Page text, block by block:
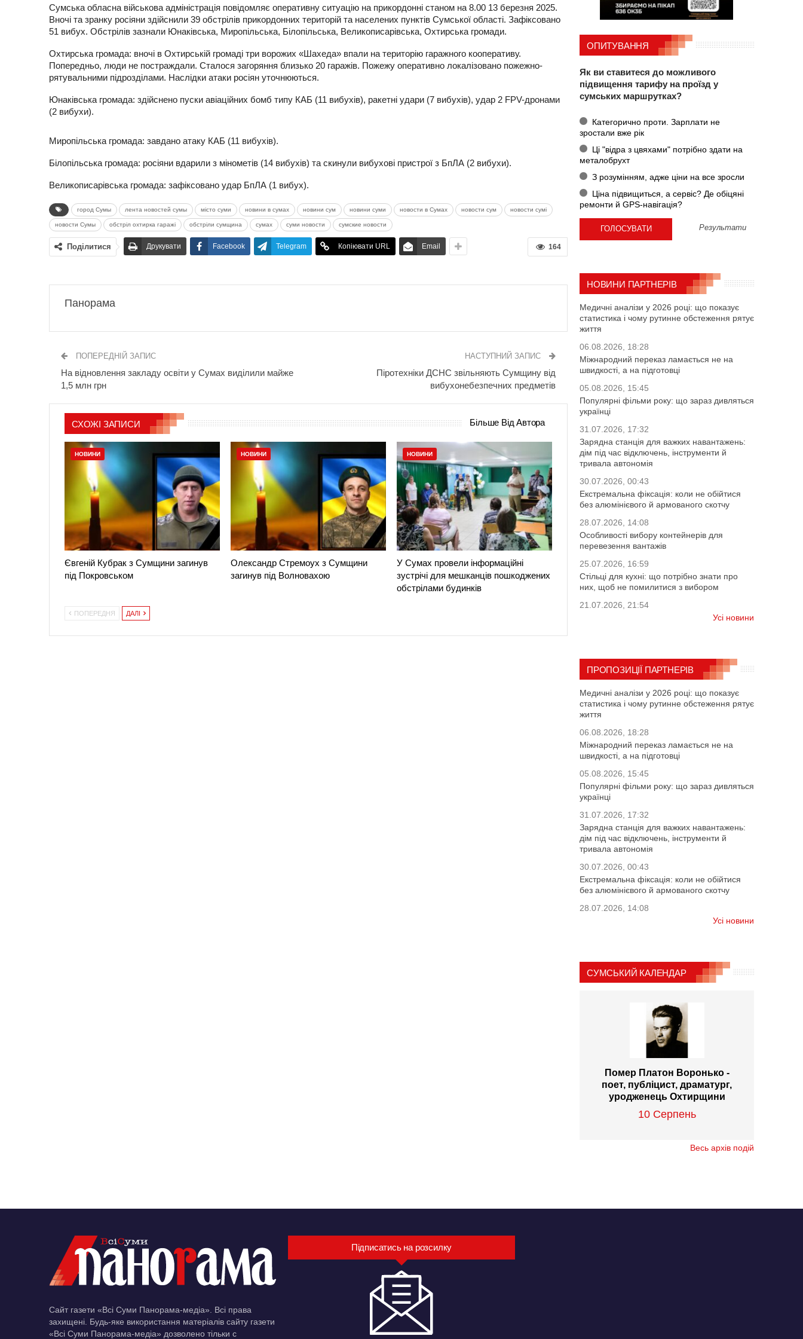
Сумська обласна військова адміністрація повідомляє оперативну ситуацію на прикордонні станом на 8.00 13 березня 2025.
Вночі та зранку росіяни здійснили 39 обстрілів прикордонних територій та населених пунктів Сумської області. Зафіксовано
51 вибух. Обстрілів зазнали Юнаківська, Миропільська, Білопільська, Великописарівська, Охтирська громади.
Охтирська громада: вночі в Охтирській громаді три ворожих «Шахеда» впали на територію гаражного кооперативу.
Попередньо, люди не постраждали. Сталося загоряння близько 20 гаражів. Пожежу оперативно локалізовано пожежно-
рятувальними підрозділами. Наслідки атаки росіян уточнюються.
Юнаківська громада: здійснено пуски авіаційних бомб типу КАБ (11 вибухів), ракетні удари (7 вибухів), удар 2 FPV-дронами
(2 вибухи).
Миропільська громада: завдано атаку КАБ (11 вибухів).
Білопільська громада: росіяни вдарили з мінометів (14 вибухів) та скинули вибухові пристрої з БпЛА (2 вибухи).
Великописарівська громада: зафіксовано удар БпЛА (1 вибух).
город Сумы лента новостей сумы місто суми новини в сумах новини сум новини суми новости в Сумах новости сум новости сумі
новости Сумы обстріл охтирка гаражі обстріли сумщина сумах суми новости сумские новости
164
Поділитися Друкувати Facebook Telegram Копіювати URL Email
Панорама
ПОПЕРЕДНІЙ ЗАПИС
На відновлення закладу освіти у Сумах виділили майже
1,5 млн грн
НАСТУПНИЙ ЗАПИС
Піротехніки ДСНС звільняють Сумщину від
вибухонебезпечних предметів
СХОЖІ ЗАПИСИ Більше Від Автора
НОВИНИ
Євгеній Кубрак з Сумщини загинув
під Покровськом
НОВИНИ
Олександр Стремоух з Сумщини
загинув під Волновахою
НОВИНИ
У Сумах провели інформаційні
зустрічі для мешканців пошкоджених
обстрілами будинків
ПОПЕРЕДНЯ ДАЛІ
ОПИТУВАННЯ
Як ви ставитеся до можливого
підвищення тарифу на проїзд у
сумських маршрутках?
Категорично проти. Зарплати не
зростали вже рік
Ці "відра з цвяхами" потрібно здати на
металобрухт
З розумінням, адже ціни на все зросли
Ціна підвищиться, а сервіс? Де обіцяні
ремонти й GPS-навігація?
Результати
НОВИНИ ПАРТНЕРІВ
Медичні аналізи у 2026 році: що показує
статистика і чому рутинне обстеження рятує
життя
06.08.2026, 18:28
Міжнародний переказ ламається не на
швидкості, а на підготовці
05.08.2026, 15:45
Популярні фільми року: що зараз дивляться
українці
31.07.2026, 17:32
Зарядна станція для важких навантажень:
дім під час відключень, інструменти й
тривала автономія
30.07.2026, 00:43
Екстремальна фіксація: коли не обійтися
без алюмінієвого й армованого скотчу
28.07.2026, 14:08
Особливості вибору контейнерів для
перевезення вантажів
25.07.2026, 16:59
Стільці для кухні: що потрібно знати про
них, щоб не помилитися з вибором
21.07.2026, 21:54
Усі новини
ПРОПОЗИЦІЇ ПАРТНЕРІВ
Медичні аналізи у 2026 році: що показує
статистика і чому рутинне обстеження рятує
життя
06.08.2026, 18:28
Міжнародний переказ ламається не на
швидкості, а на підготовці
05.08.2026, 15:45
Популярні фільми року: що зараз дивляться
українці
31.07.2026, 17:32
Зарядна станція для важких навантажень:
дім під час відключень, інструменти й
тривала автономія
30.07.2026, 00:43
Екстремальна фіксація: коли не обійтися
без алюмінієвого й армованого скотчу
28.07.2026, 14:08
Усі новини
СУМСЬКИЙ КАЛЕНДАР
Помер Платон Воронько -
поет, публіцист, драматург,
уродженець Охтирщини
10 Серпень
Весь архів подій
Сайт газети «Всі Суми Панорама-медіа». Всі права
захищені. Будь-яке використання матеріалів сайту газети
«Всі Суми Панорама-медіа» дозволено тільки c
Підписатись на розсилку